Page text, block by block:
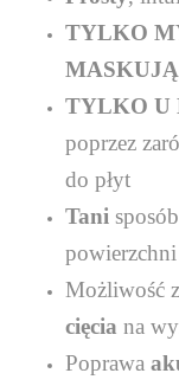
TYLKO
TYLKO U
poprzez
do płyt
Tani
powierzchni
Możliwość
cięcia na
Poprawa